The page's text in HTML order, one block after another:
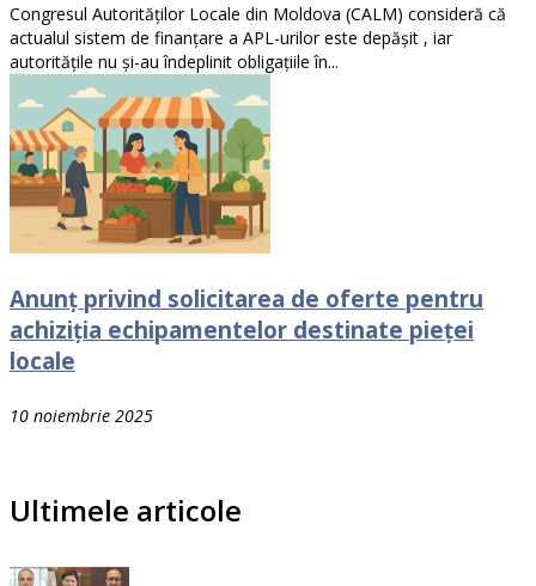
Congresul Autorităților Locale din Moldova (CALM) consideră că
actualul sistem de finanțare a APL-urilor este depășit , iar
autoritățile nu și-au îndeplinit obligațiile în...
Anunț privind solicitarea de oferte pentru
achiziția echipamentelor destinate pieței
locale
10 noiembrie 2025
Ultimele articole